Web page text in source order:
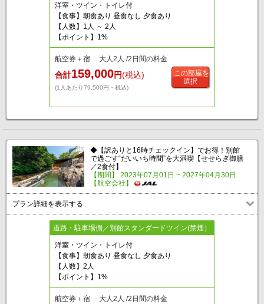
洋室・ツイン・トイレ付
【食事】朝食あり 昼食なし 夕食あり
【人数】1人 ～ 2人
【ポイント】1%
航空券＋宿 大人2人 /2日間の料金
合計159,000円(税込)
(1人あたり79,500円・税込)
この部屋を
選択
◆【訳ありと16時チェックイン】でお得！別館
で過ごす“だいいち時間”を大満喫【せせらぎ御膳
／2食付】
【期間】 2023年07月01日 ~ 2027年04月30日
【航空会社】
プラン詳細を表示する
道路・駐車場側／別館スタンダードツイン(禁煙）
洋室・ツイン・トイレ付
【食事】朝食あり 昼食なし 夕食あり
【人数】2人
【ポイント】1%
航空券＋宿 大人2人 /2日間の料金